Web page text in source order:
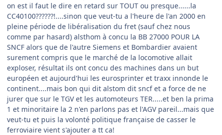
on est il faut le dire en retard sur TOUT ou presque......la
CC40100??????!....sinon que veut-tu a l'heure de l'an 2000 en
pleine période de libéralisation du fret (sauf chez nous
comme par hasard) alsthom à concu la BB 27000 POUR LA
SNCF alors que de l'autre Siemens et Bombardier avaient
surement compris que le marché de la locomotive allait
exploser, résultat ils ont concu des machines dans un but
européen et aujourd'hui les eurosprinter et traxx innonde le
continent....mais bon qui dit alstom dit sncf et a force de ne
jurer que sur le TGV et les automoteurs TER.....et ben la prima
1 et minoritaire la 2 n'en parlons pas et l'AGV pareil...mais que
veut-tu et puis la volonté politique française de casser le
ferroviaire vient s'ajouter a tt ca!